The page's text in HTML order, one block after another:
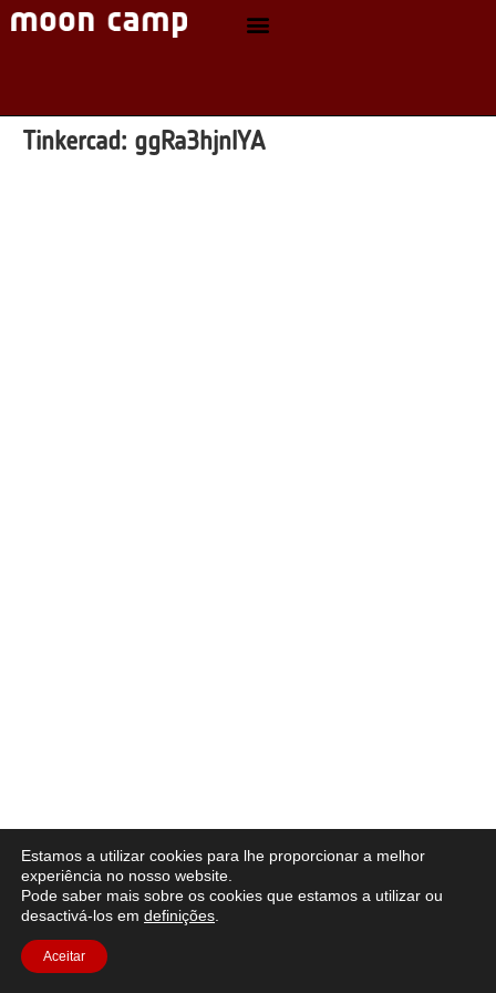
Tinkercad: ggRa3hjnlYA
Estamos a utilizar cookies para lhe proporcionar a melhor
experiência no nosso website.
Pode saber mais sobre os cookies que estamos a utilizar ou
desactivá-los em definições
Aceitar